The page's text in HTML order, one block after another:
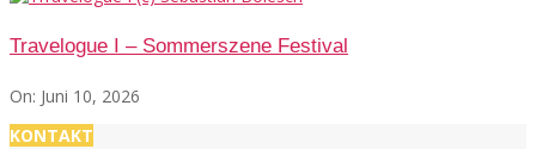
Travelogue I – Sommerszene Festival
On: Juni 10, 2026
KONTAKT